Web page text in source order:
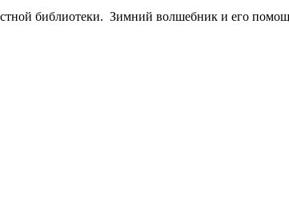
библиотеки. Зимний волшебник и его